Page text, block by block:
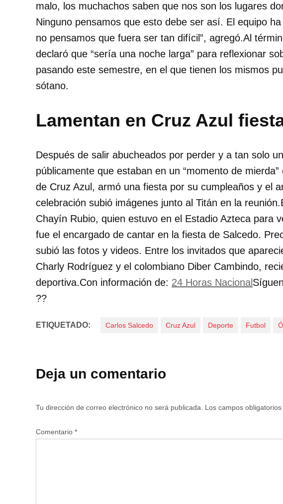
malo, los muchachos saben que nos son los lugares
Ninguno pensamos que esto debe ser así. El equipo
no pensamos que fuera ser tan difícil”, agregó.Al
declaró que “sería una noche larga” para reflexionar
pasando este semestre, en el que tienen los mismos
sótano.
Lamentan en Cruz Azul
Después de salir abucheados por perder y a tan solo
públicamente que estaban en un “momento de
de Cruz Azul, armó una fiesta por su cumpleaños y el
celebración subió imágenes junto al Titán en la
Chayín Rubio, quien estuvo en el Estadio Azteca para
fue el encargado de cantar en la fiesta de Salcedo.
subió las fotos y videos. Entre los invitados que
Charly Rodríguez y el colombiano Diber Cambindo,
deportiva.Con información de: 24 Horas Nacional
??
ETIQUETADO: Carlos Salcedo Cruz Azul Deporte Futbol
Deja un comentario
Tu dirección de correo electrónico no será publicada. Los campos
Comentario *